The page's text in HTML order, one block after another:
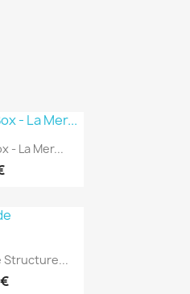
- La Mer...
Structure...